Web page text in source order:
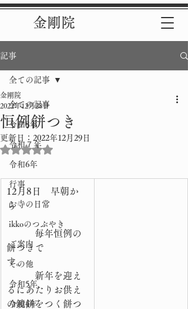
金剛院
記事
全ての記事
令和8年
令和７年
令和6年
行事
お寺の日常
ikkoのつぶやき
ご案内
その他
令和5年
令和4年
全ての記事
恒例餅つき
金剛院
2022年12月28日
更新日： 2022年12月29日
5つ星のうちNaNと評価されています。
12月8日　早朝か
ら
毎年恒例の
餅つきで
す。
新年を迎え
るにあたりお供え
の鏡餅をつく餅つ